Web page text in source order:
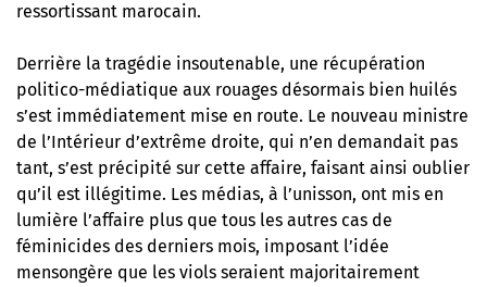
ressortissant marocain.
Derrière la tragédie insoutenable, une récupération
politico-médiatique aux rouages désormais bien huilés
s’est immédiatement mise en route. Le nouveau ministre
de l’Intérieur d’extrême droite, qui n’en demandait pas
tant, s’est précipité sur cette affaire, faisant ainsi oublier
qu’il est illégitime. Les médias, à l’unisson, ont mis en
lumière l’affaire plus que tous les autres cas de
féminicides des derniers mois, imposant l’idée
mensongère que les viols seraient majoritairement